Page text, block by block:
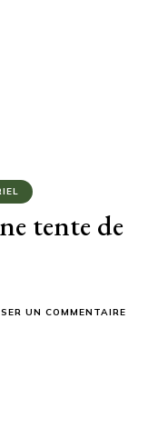
tente de
UN COMMENTAIRE